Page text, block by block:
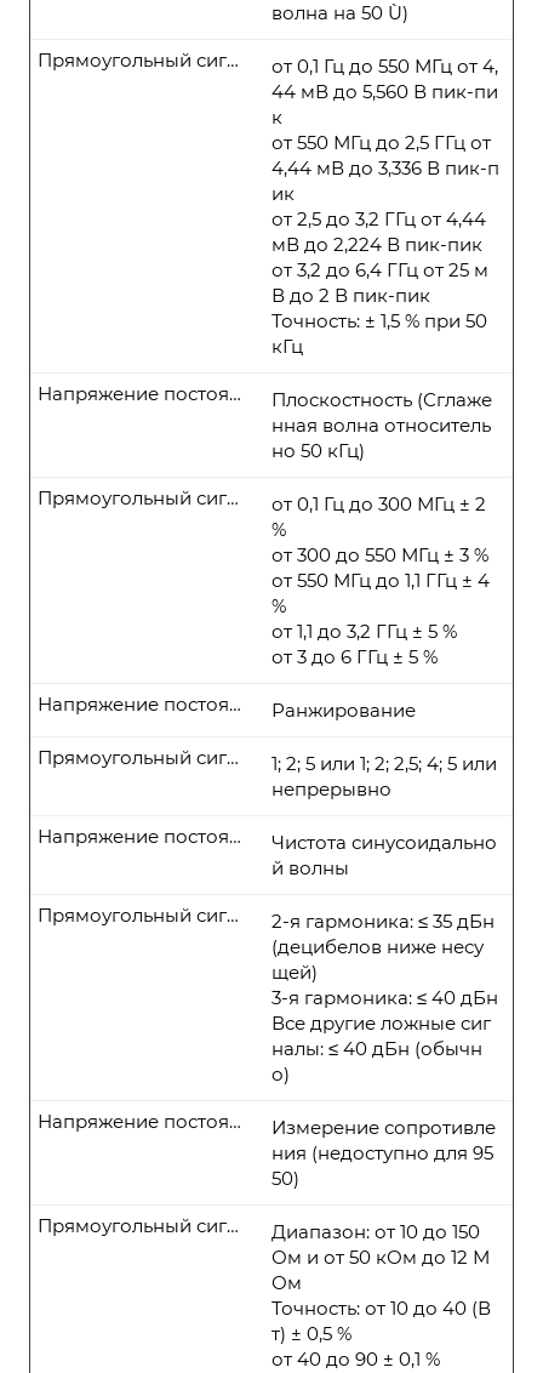
волна на 50 Ù)
от 0,1 Гц до 550 МГц от 4,
44 мВ до 5,560 В пик-пи
к
от 550 МГц до 2,5 ГГц от
4,44 мВ до 3,336 В пик-п
ик
от 2,5 до 3,2 ГГц от 4,44
мВ до 2,224 В пик-пик
от 3,2 до 6,4 ГГц от 25 м
В до 2 В пик-пик
Точность: ± 1,5 % при 50
кГц
Прямоугольный сигнал
Плоскостность (Сглаже
нная волна относитель
но 50 кГц)
Напряжение постоянного тока
от 0,1 Гц до 300 МГц ± 2
%
от 300 до 550 МГц ± 3 %
от 550 МГц до 1,1 ГГц ± 4
%
от 1,1 до 3,2 ГГц ± 5 %
от 3 до 6 ГГц ± 5 %
Прямоугольный сигнал
Ранжирование
Напряжение постоянного тока
1; 2; 5 или 1; 2; 2,5; 4; 5 или
непрерывно
Прямоугольный сигнал
Чистота синусоидально
й волны
Напряжение постоянного тока
2-я гармоника: ≤ 35 дБн
(децибелов ниже несу
щей)
3-я гармоника: ≤ 40 дБн
Все другие ложные сиг
налы: ≤ 40 дБн (обычн
о)
Прямоугольный сигнал
Измерение сопротивле
ния (недоступно для 95
50)
Напряжение постоянного тока
Диапазон: от 10 до 150
Ом и от 50 кОм до 12 М
Ом
Точность: от 10 до 40 (В
т) ± 0,5 %
от 40 до 90 ± 0,1 %
Прямоугольный сигнал